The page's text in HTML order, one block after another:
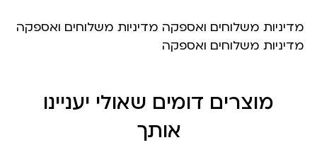
מדיניות משלוחים ואספקה מדיניות משלוחים ואספקה
מדיניות משלוחים ואספקה
מוצרים דומים שאולי יעניינו
אותך